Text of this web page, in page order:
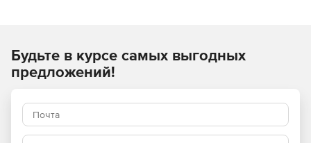
Будьте в курсе самых выгодных
предложений!